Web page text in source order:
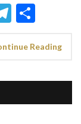
Reading